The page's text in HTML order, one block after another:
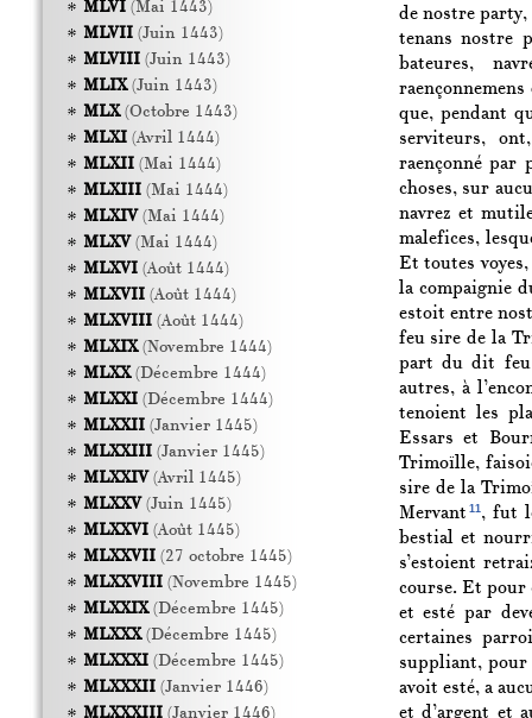
de nostre party,
tenans nostre
bateures,
que, pendant
serviteurs,
raençonné par
choses, sur
navrez et
malefices,
Et toutes
la compaignie
estoit entre
feu sire de la
part du dit feu
autres, à
tenoient les
Essars et
Trimoïlle,
sire de la
Mervant 11, fut
bestial et
s’estoient
course. Et pour
et esté par
certaines
suppliant, pour
avoit esté, a
et d’argent et
MLVI(Mai 1443)
MLVII(Juin 1443)
MLVIII(Juin 1443)
MLIX(Juin 1443)
MLX(Octobre 1443)
MLXI(Avril 1444)
MLXII(Mai 1444)
MLXIII(Mai 1444)
MLXIV(Mai 1444)
MLXV(Mai 1444)
MLXVI(Août 1444)
MLXVII(Août 1444)
MLXVIII(Août 1444)
MLXIX(Novembre 1444)
MLXX(Décembre 1444)
MLXXI(Décembre 1444)
MLXXII(Janvier 1445)
MLXXIII(Janvier 1445)
MLXXIV(Avril 1445)
MLXXV(Juin 1445)
MLXXVI(Août 1445)
MLXXVII(27 octobre 1445)
MLXXVIII(Novembre 1445)
MLXXIX(Décembre 1445)
MLXXX(Décembre 1445)
MLXXXI(Décembre 1445)
MLXXXII(Janvier 1446)
MLXXXIII(Janvier 1446)